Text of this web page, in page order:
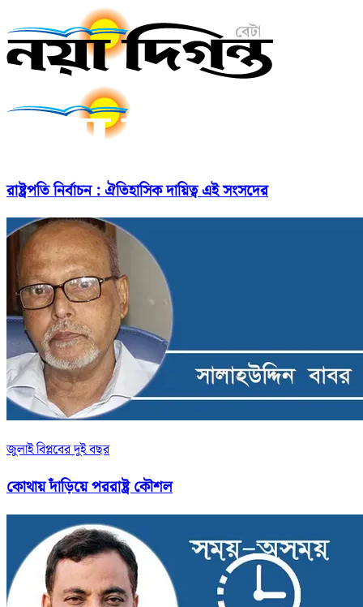
রাষ্ট্রপতি নির্বাচন : ঐতিহাসিক দায়িত্ব এই সংসদের
জুলাই বিপ্লবের দুই বছর
কোথায় দাঁড়িয়ে পররাষ্ট্র কৌশল